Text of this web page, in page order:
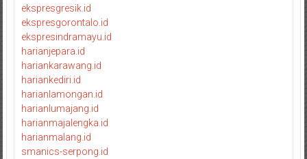
ekspresgresik.id
ekspresgorontalo.id
ekspresindramayu.id
harianjepara.id
hariankarawang.id
hariankediri.id
harianlamongan.id
harianlumajang.id
harianmajalengka.id
harianmalang.id
smanics-serpong.id